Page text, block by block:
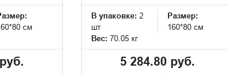
см
В упаковке: 2
шт
Размер:
160*80 см
Вес: 70.05 кг
5 284.80 руб.